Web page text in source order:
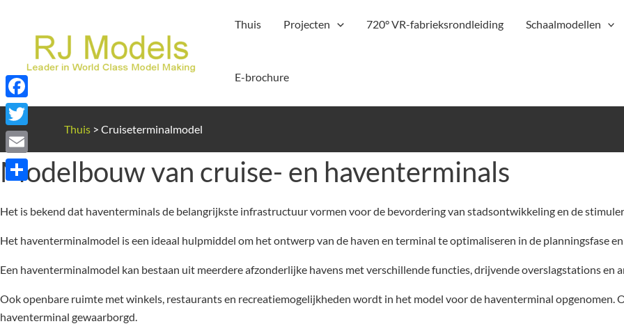
inhoud
Thuis Projecten 720° VR-fabrieksrondleiding Schaalmodellen
E-brochure
Thuis > Cruiseterminalmodel
Modelbouw van cruise- en haventerminals
Het is bekend dat haventerminals de belangrijkste infrastructuur vormen voor de bevordering van stadsontwikkeling en de
Het haventerminalmodel is een ideaal hulpmiddel om het ontwerp van de haven en terminal te optimaliseren in de planningsfase
Een haventerminalmodel kan bestaan uit meerdere afzonderlijke havens met verschillende functies, drijvende overslagstations en
Ook openbare ruimte met winkels, restaurants en recreatiemogelijkheden wordt in het model voor de haventerminal opgenomen.
haventerminal gewaarborgd.
Facebook
Twitter
Email